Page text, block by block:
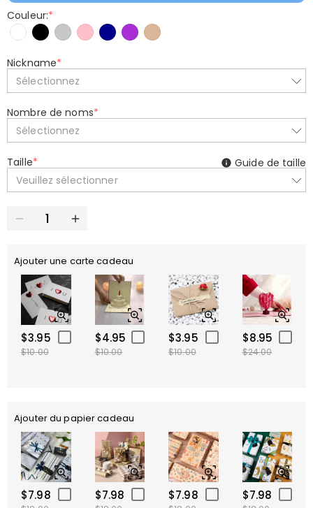
Couleur:*
Nickname*
Sélectionnez
Nombre de noms*
Sélectionnez
Taille*
Veuillez sélectionner
Guide de taille
Ajouter une carte cadeau
$3.95
$10.00
$4.95
$10.00
$3.95
$10.00
$8.95
$24.00
Ajouter du papier cadeau
$7.98 $7.98 $7.98 $7.98